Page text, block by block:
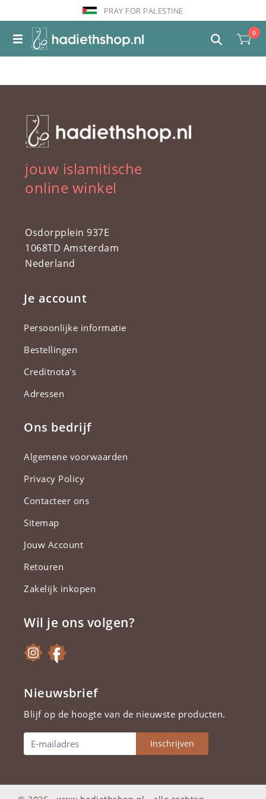
PRAY FOR PALESTINE
0
jouw islamitische
online winkel
Osdorpplein 937E
1068TD Amsterdam
Nederland
Je account
Persoonlijke informatie
Bestellingen
Creditnota's
Adressen
Ons bedrijf
Algemene voorwaarden
Privacy Policy
Contacteer ons
Sitemap
Jouw Account
Retouren
Zakelijk inkopen
Wil je ons volgen?
Nieuwsbrief
Blijf op de hoogte van de nieuwste producten.
Inschrijven